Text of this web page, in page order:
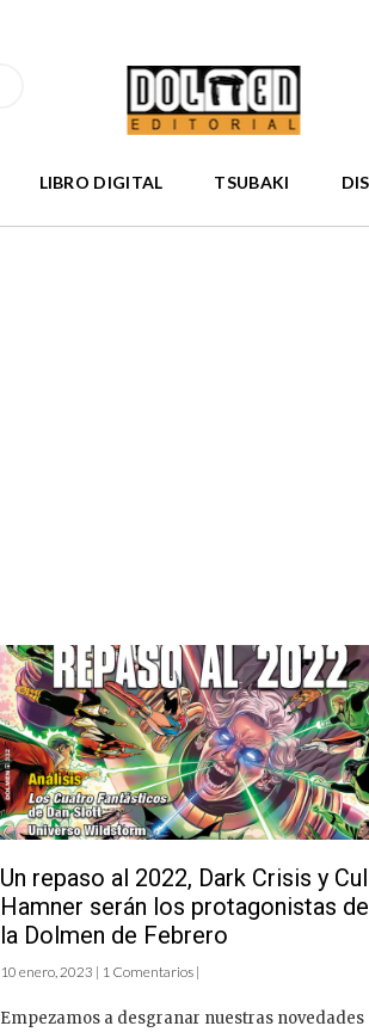
LIBRO DIGITAL TSUBAKI
Un repaso al 2022, Dark Crisis y
Hamner serán los protagonistas de
la Dolmen de Febrero
10 enero, 2023 | 1 Comentarios |
Empezamos a desgranar nuestras novedades